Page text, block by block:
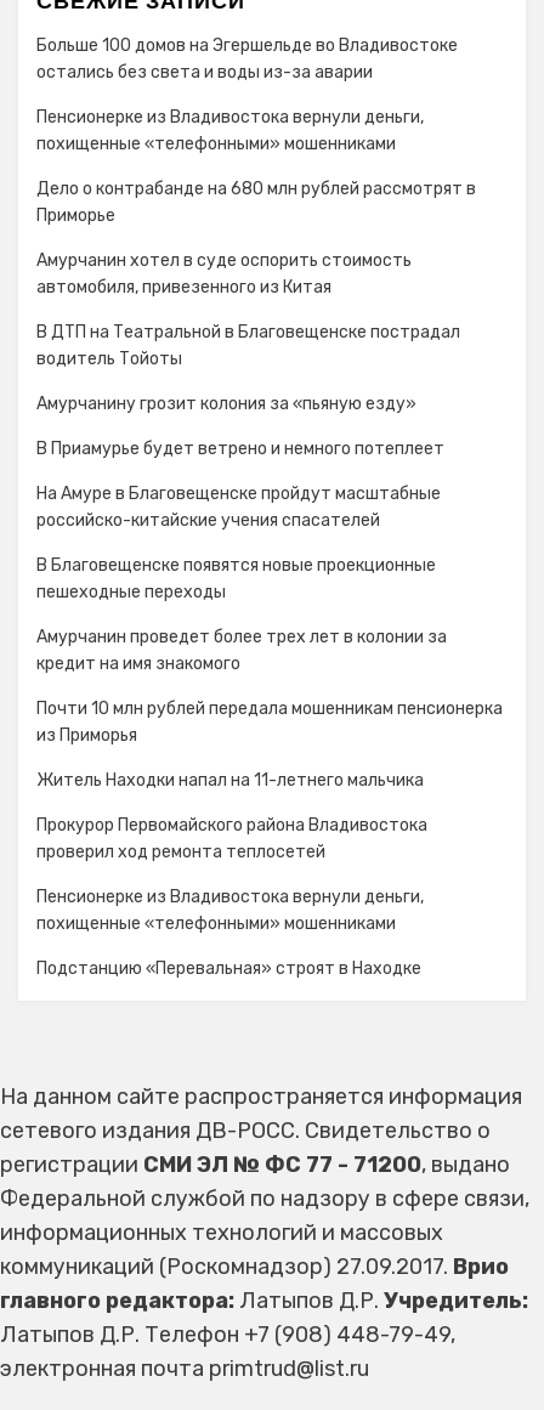
Больше 100 домов на Эгершельде во Владивостоке
остались без света и воды из-за аварии
Пенсионерке из Владивостока вернули деньги,
похищенные «телефонными» мошенниками
Дело о контрабанде на 680 млн рублей рассмотрят в
Приморье
Амурчанин хотел в суде оспорить стоимость
автомобиля, привезенного из Китая
В ДТП на Театральной в Благовещенске пострадал
водитель Тойоты
Амурчанину грозит колония за «пьяную езду»
В Приамурье будет ветрено и немного потеплеет
На Амуре в Благовещенске пройдут масштабные
российско-китайские учения спасателей
В Благовещенске появятся новые проекционные
пешеходные переходы
Амурчанин проведет более трех лет в колонии за
кредит на имя знакомого
Почти 10 млн рублей передала мошенникам пенсионерка
из Приморья
Житель Находки напал на 11-летнего мальчика
Прокурор Первомайского района Владивостока
проверил ход ремонта теплосетей
Пенсионерке из Владивостока вернули деньги,
похищенные «телефонными» мошенниками
Подстанцию «Перевальная» строят в Находке
На данном сайте распространяется информация
сетевого издания ДВ-РОСС. Свидетельство о
регистрации СМИ ЭЛ № ФС 77 - 71200, выдано
Федеральной службой по надзору в сфере связи,
информационных технологий и массовых
коммуникаций (Роскомнадзор) 27.09.2017. Врио
главного редактора: Латыпов Д.Р. Учредитель:
Латыпов Д.Р. Телефон +7 (908) 448-79-49,
электронная почта primtrud@list.ru